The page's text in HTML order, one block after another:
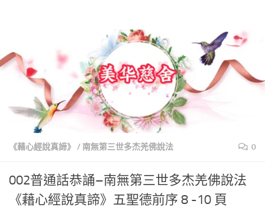
《藉心經說真諦》 / 南無第三世多杰羌佛說法 0
002普通話恭誦–南無第三世多杰羌佛說法
《藉心經說真諦》五聖德前序 8 -10 頁